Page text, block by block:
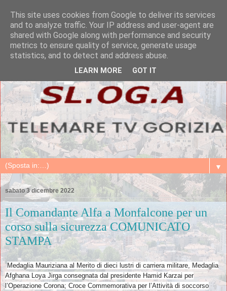
▼
sabato 3 dicembre 2022
Il Comandante Alfa a Monfalcone per un
corso sulla sicurezza COMUNICATO
STAMPA
Medaglia Mauriziana al Merito di dieci lustri di carriera militare, Medaglia
Afghana Loya Jirga consegnata dal presidente Hamid Karzai per
l’Operazione Corona; Croce Commemorativa per l’Attività di soccorso
This site uses cookies from Google to deliver its services
and to analyze traffic. Your IP address and user-agent are
shared with Google along with performance and security
metrics to ensure quality of service, generate usage
statistics, and to detect and address abuse.
LEARN MORE GOT IT